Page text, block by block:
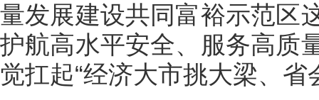
量发展建设共同富裕示范区
护航高水平安全、服务高质
觉扛起“经济大市挑大梁、